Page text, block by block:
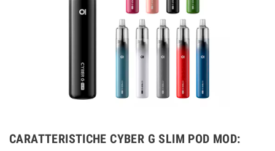
CARATTERISTICHE CYBER G SLIM POD MOD: